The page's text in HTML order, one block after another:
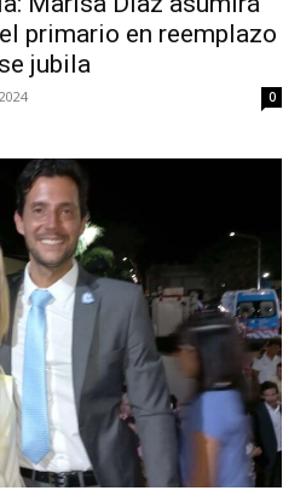
primario en reemplazo
jubila
0